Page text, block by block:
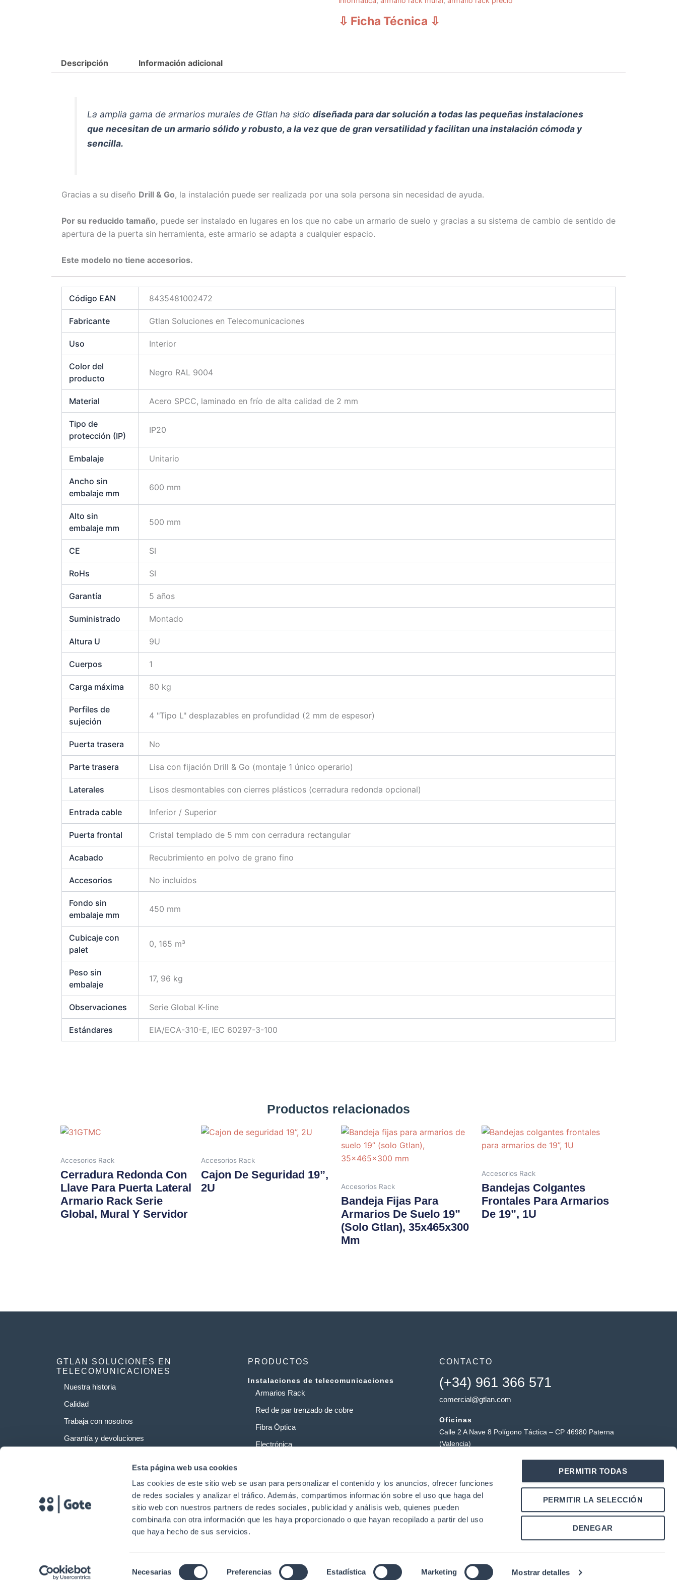
Esta página web usa cookies
Las cookies de este sitio web se usan para personalizar el contenido y los anuncios, ofrecer funciones
de redes sociales y analizar el tráfico. Además, compartimos información sobre el uso que haga del
sitio web con nuestros partners de redes sociales, publicidad y análisis web, quienes pueden
combinarla con otra información que les haya proporcionado o que hayan recopilado a partir del uso
que haya hecho de sus servicios.
de
Necesarias Preferencias Estadística Marketing Mostrar detalles
PERMITIR TODAS
PERMITIR LA SELECCIÓN
DENEGAR
⇩ Ficha Técnica ⇩
Descripción Información adicional
La amplia gama de armarios murales de Gtlan ha sidodiseñada para dar solución a todas las pequeñas instalaciones
que necesitan de un armario sólido y robusto, a la vez que de gran versatilidad y facilitan una instalación cómoda y
sencilla.
Gracias a su diseño Drill & Go, la instalación puede ser realizada por una sola persona sin necesidad de ayuda.
Por su reducido tamaño, puede ser instalado en lugares en los que no cabe un armario de suelo y gracias a su sistema de cambio de sentido de
apertura de la puerta sin herramienta, este armario se adapta a cualquier espacio.
Este modelo no tiene accesorios.
Código EAN 8435481002472
Fabricante Gtlan Soluciones en Telecomunicaciones
Uso Interior
Color del
producto
Negro RAL 9004
Material Acero SPCC, laminado en frío de alta calidad de 2 mm
Tipo de
protección (IP)
IP20
Embalaje Unitario
Ancho sin
embalaje mm
600 mm
Alto sin
embalaje mm
500 mm
CE SI
RoHs SI
Garantía 5 años
Suministrado Montado
Altura U 9U
Cuerpos 1
Carga máxima 80 kg
Perfiles de
sujeción
4 "Tipo L" desplazables en profundidad (2 mm de espesor)
Puerta trasera No
Parte trasera Lisa con fijación Drill & Go (montaje 1 único operario)
Laterales Lisos desmontables con cierres plásticos (cerradura redonda opcional)
Entrada cable Inferior / Superior
Puerta frontal Cristal templado de 5 mm con cerradura rectangular
Acabado Recubrimiento en polvo de grano fino
Accesorios No incluidos
Fondo sin
embalaje mm
450 mm
Cubicaje con
palet
0, 165 m³
Peso sin
embalaje
17, 96 kg
Observaciones Serie Global K-line
Estándares EIA/ECA-310-E, IEC 60297-3-100
Productos relacionados
Accesorios Rack
Cerradura Redonda Con
Llave Para Puerta Lateral
Armario Rack Serie
Global, Mural Y Servidor
Accesorios Rack
Cajon De Seguridad 19”,
2U
Accesorios Rack
Bandeja Fijas Para
Armarios De Suelo 19”
(solo Gtlan), 35x465x300
Mm
Accesorios Rack
Bandejas Colgantes
Frontales Para Armarios
De 19”, 1U
GTLAN SOLUCIONES EN
TELECOMUNICACIONES
Nuestra historia
Calidad
Trabaja con nosotros
Garantía y devoluciones
PRODUCTOS
Instalaciones de telecomunicaciones
Armarios Rack
Red de par trenzado de cobre
Fibra Óptica
Electrónica
Centros de datos
CONTACTO
(+34) 961 366 571
comercial@gtlan.com
Oficinas
Calle 2 A Nave 8 Polígono Táctica – CP 46980 Paterna
(Valencia)
Polígono Industrial Táctica, Carrer Forners, 18, 46980
Paterna (Valencia)
Y
o
u
L
n
n
Copyright © 2024. Gtlan Soluciones en Telecomunicaciones Todos los derechos reservadoAviso Legal | Política de Privacidad de Datos Política de Cookies | Condiciones de Uso